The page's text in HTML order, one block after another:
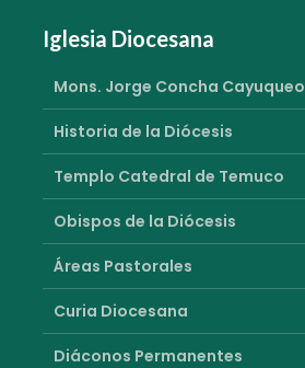
Iglesia Diocesana
Mons. Jorge Concha Cayuqueo
Historia de la Diócesis
Templo Catedral de Temuco
Obispos de la Diócesis
Áreas Pastorales
Curia Diocesana
Diáconos Permanentes